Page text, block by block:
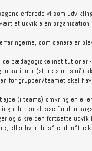
erfarede vi som
at udvikle en
som senere er
pædagogiske institutioner
(store som små)
for gruppen/teamet skal
(i teams) omkring en
eller en klasse for den
og sikre den fortsatte
eller hvor de så end måtte